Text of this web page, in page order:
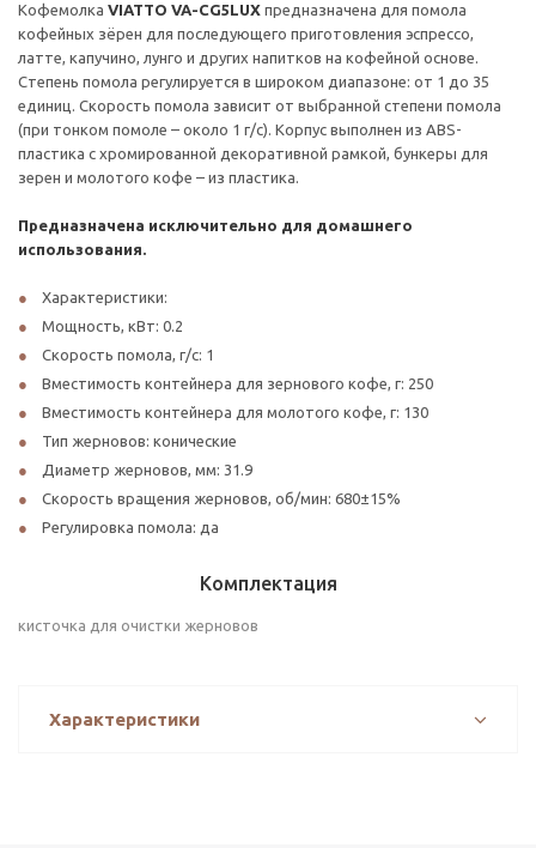
Кофемолка VIATTO VA-CG5LUX предназначена для помола
кофейных зёрен для последующего приготовления эспрессо,
латте, капучино, лунго и других напитков на кофейной основе.
Степень помола регулируется в широком диапазоне: от 1 до 35
единиц. Скорость помола зависит от выбранной степени помола
(при тонком помоле – около 1 г/с). Корпус выполнен из ABS-
пластика с хромированной декоративной рамкой, бункеры для
зерен и молотого кофе – из пластика.
Предназначена исключительно для домашнего
использования.
Характеристики:
Мощность, кВт: 0.2
Скорость помола, г/с: 1
Вместимость контейнера для зернового кофе, г: 250
Вместимость контейнера для молотого кофе, г: 130
Тип жерновов: конические
Диаметр жерновов, мм: 31.9
Скорость вращения жерновов, об/мин: 680±15%
Регулировка помола: да
Комплектация
кисточка для очистки жерновов
Характеристики